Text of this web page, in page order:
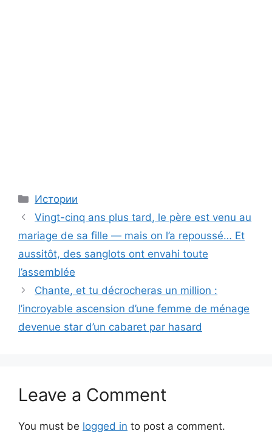
Categories
Истории
Vingt-cinq ans plus tard, le père est venu au
mariage de sa fille — mais on l’a repoussé… Et
aussitôt, des sanglots ont envahi toute
l’assemblée
Chante, et tu décrocheras un million :
l’incroyable ascension d’une femme de ménage
devenue star d’un cabaret par hasard
Leave a Comment
You must be logged in to post a comment.